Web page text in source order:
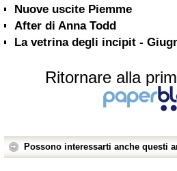
Nuove uscite Piemme
After di Anna Todd
La vetrina degli incipit -
Ritornare alla
Possono interessarti anche questi